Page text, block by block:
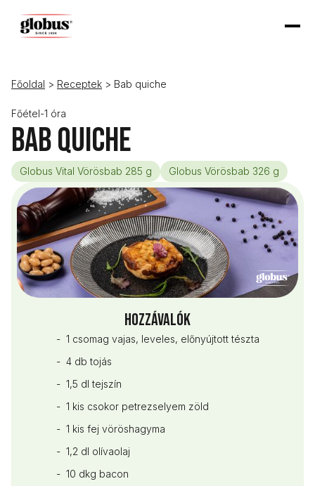
Főoldal > Receptek > Bab quiche
Főétel-1 óra
Bab quiche
Globus Vital Vörösbab 285 g Globus Vörösbab 326 g
Hozzávalók
- 1 csomag vajas, leveles, előnyújtott tészta
- 4 db tojás
- 1,5 dl tejszín
- 1 kis csokor petrezselyem zöld
- 1 kis fej vöröshagyma
- 1,2 dl olívaolaj
- 10 dkg bacon